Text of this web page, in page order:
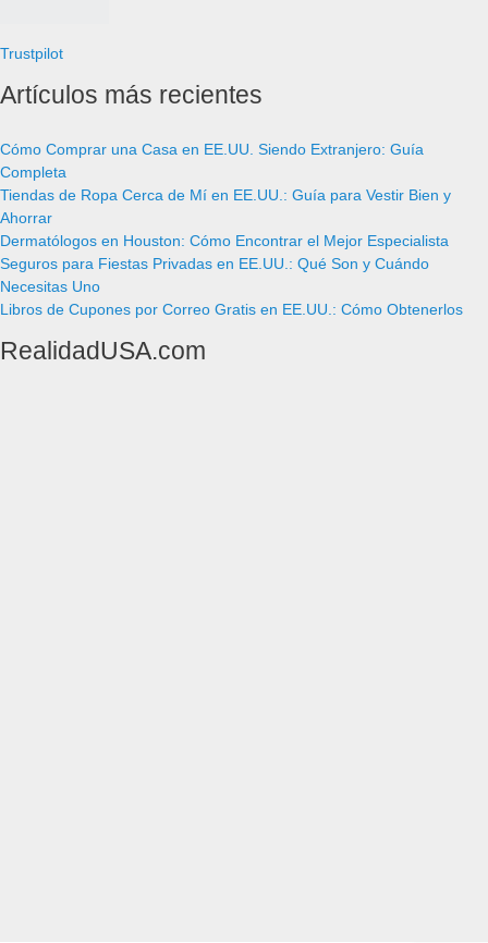
Trustpilot
Artículos más recientes
Cómo Comprar una Casa en EE.UU. Siendo Extranjero: Guía
Completa
Tiendas de Ropa Cerca de Mí en EE.UU.: Guía para Vestir Bien y
Ahorrar
Dermatólogos en Houston: Cómo Encontrar el Mejor Especialista
Seguros para Fiestas Privadas en EE.UU.: Qué Son y Cuándo
Necesitas Uno
Libros de Cupones por Correo Gratis en EE.UU.: Cómo Obtenerlos
RealidadUSA.com